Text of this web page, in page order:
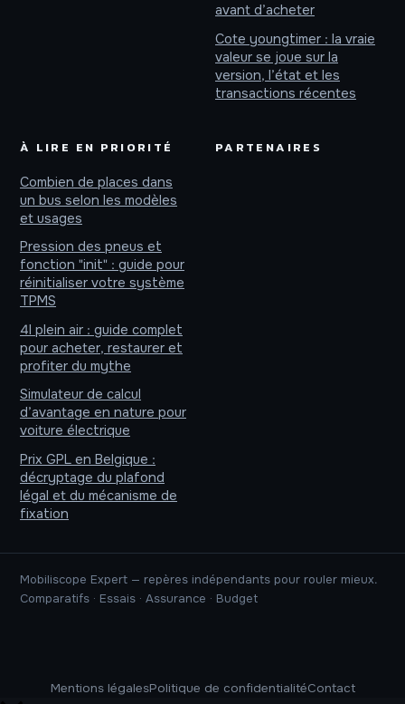
avant d’acheter
Cote youngtimer : la vraie
valeur se joue sur la
version, l’état et les
transactions récentes
À LIRE EN PRIORITÉ
Combien de places dans
un bus selon les modèles
et usages
Pression des pneus et
fonction "init" : guide pour
réinitialiser votre système
TPMS
4l plein air : guide complet
pour acheter, restaurer et
profiter du mythe
Simulateur de calcul
d’avantage en nature pour
voiture électrique
Prix GPL en Belgique :
décryptage du plafond
légal et du mécanisme de
fixation
PARTENAIRES
Mobiliscope Expert — repères indépendants pour rouler mieux.
Comparatifs · Essais · Assurance · Budget
Mentions légalesPolitique de confidentialitéContact